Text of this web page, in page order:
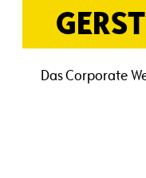
Das Corporate